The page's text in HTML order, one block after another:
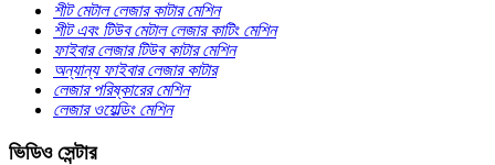
শীট মেটাল লেজার কাটার মেশিন
শীট এবং টিউব মেটাল লেজার কাটিং মেশিন
ফাইবার লেজার টিউব কাটার মেশিন
অন্যান্য ফাইবার লেজার কাটার
লেজার পরিষ্কারের মেশিন
লেজার ওয়েল্ডিং মেশিন
ভিডিও সেন্টার